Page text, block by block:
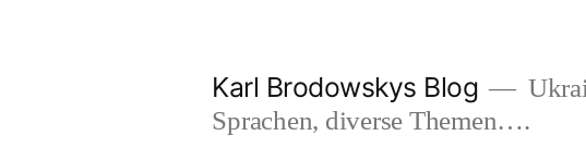
Karl Brodowskys Blog
Sprachen, diverse Themen….